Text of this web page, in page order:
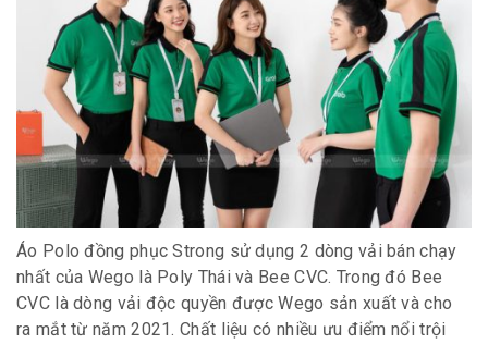
Áo Polo đồng phục Strong sử dụng 2 dòng vải bán chạy
nhất của Wego là Poly Thái và Bee CVC. Trong đó Bee
CVC là dòng vải độc quyền được Wego sản xuất và cho
ra mắt từ năm 2021. Chất liệu có nhiều ưu điểm nổi trội